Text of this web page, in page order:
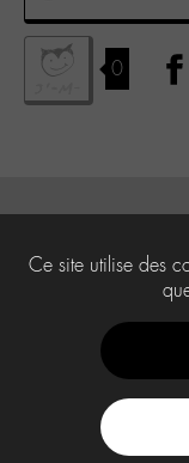
0
Ce site utilise des